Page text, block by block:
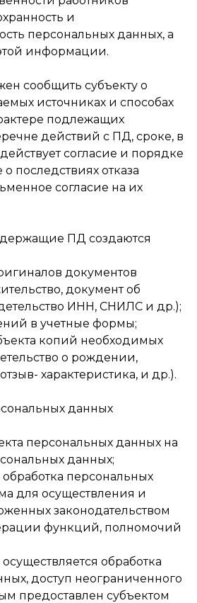
и
персональных данных, а
информации.
сообщить субъекту о
источниках и способах
подлежащих
действий с ПД, сроке, в
согласие и порядке
о последствиях отказа
согласие на их
ПД создаются
документов
документ об
ИНН, СНИЛС и др.);
в учетные формы;
копий необходимых
о рождении,
характеристика, и др.).
данных
персональных данных на
данных;
обработка персональных
для осуществления и
законодательством
функций, полномочий
осуществляется обработка
доступ неограниченного
предоставлен субъектом